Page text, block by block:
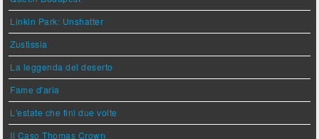
Linkin Park: Unshatter
Zustissia
La leggenda del deserto
Fame d'aria
L'estate che finì due volte
Il Caso Thomas Crown